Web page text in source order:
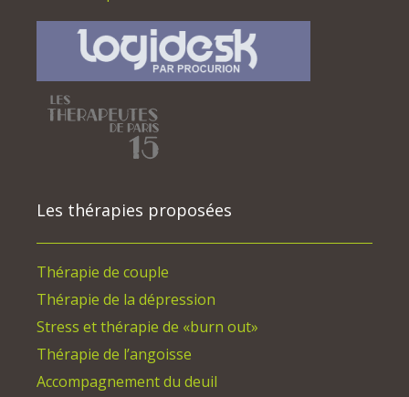
Les thérapies proposées
Thérapie de couple
Thérapie de la dépression
Stress et thérapie de «burn out»
Thérapie de l’angoisse
Accompagnement du deuil